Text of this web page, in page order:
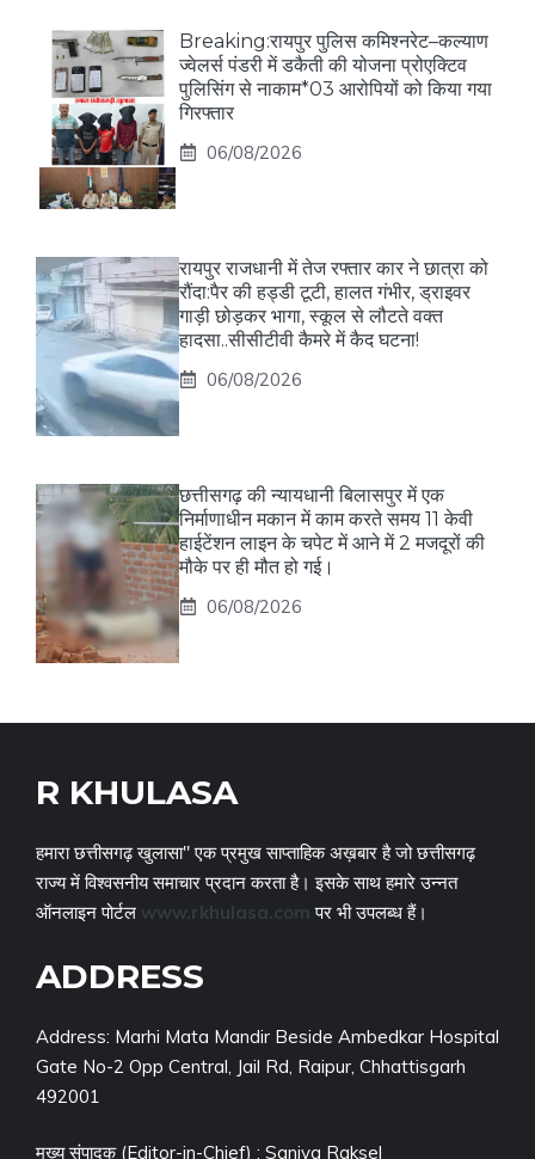
Breaking:रायपुर पुलिस कमिश्नरेट–कल्याण
ज्वेलर्स पंडरी में डकैती की योजना प्रोएक्टिव
पुलिसिंग से नाकाम*03 आरोपियों को किया गया
गिरफ्तार
06/08/2026
रायपुर राजधानी में तेज रफ्तार कार ने छात्रा को
रौंदा:पैर की हड्डी टूटी, हालत गंभीर, ड्राइवर
गाड़ी छोड़कर भागा, स्कूल से लौटते वक्त
हादसा..सीसीटीवी कैमरे में कैद घटना!
06/08/2026
छत्तीसगढ़ की न्यायधानी बिलासपुर में एक
निर्माणाधीन मकान में काम करते समय 11 केवी
हाईटेंशन लाइन के चपेट में आने में 2 मजदूरों की
मौके पर ही मौत हो गई।
06/08/2026
R KHULASA
हमारा छत्तीसगढ़ खुलासा" एक प्रमुख साप्ताहिक अख़बार है जो छत्तीसगढ़
राज्य में विश्वसनीय समाचार प्रदान करता है। इसके साथ हमारे उन्नत
ऑनलाइन पोर्टल www.rkhulasa.com पर भी उपलब्ध हैं।
ADDRESS
Address: Marhi Mata Mandir Beside Ambedkar Hospital
Gate No-2 Opp Central, Jail Rd, Raipur, Chhattisgarh
492001
मुख्य संपादक (Editor-in-Chief) : Saniya Raksel